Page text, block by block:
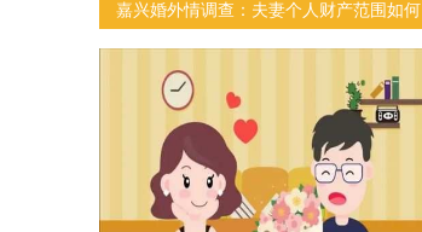
嘉兴婚外情调查：夫妻个人财产范围如何